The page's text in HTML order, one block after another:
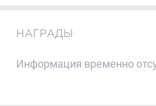
НАГРАДЫ
Информация временно